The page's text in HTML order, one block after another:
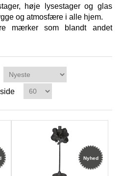
høje lysestager og glas
og atmosfære i alle hjem.
mærker som blandt andet
Nyhed